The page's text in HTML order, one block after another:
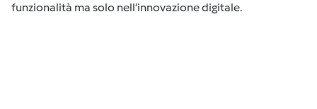
funzionalità ma solo nell’innovazione digitale.